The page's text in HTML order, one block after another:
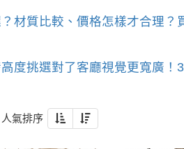
材質比較、價格怎樣才合理？
度挑選對了客廳視覺更寬廣
人氣排序